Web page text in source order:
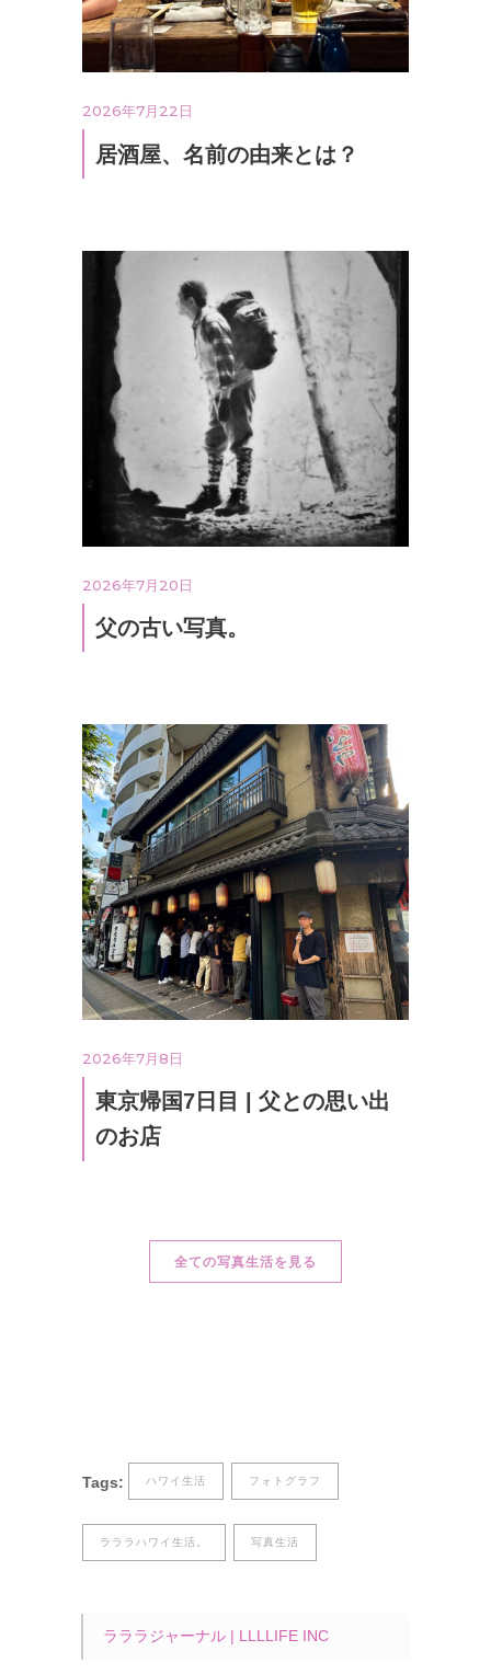
2026年7月22日
居酒屋、名前の由来とは？
2026年7月20日
父の古い写真。
2026年7月8日
東京帰国7日目 | 父との思い出
のお店
全ての写真生活を見る
Tags: ハワイ生活 フォトグラフ
ラララハワイ生活。 写真生活
ラララジャーナル | LLLLIFE INC